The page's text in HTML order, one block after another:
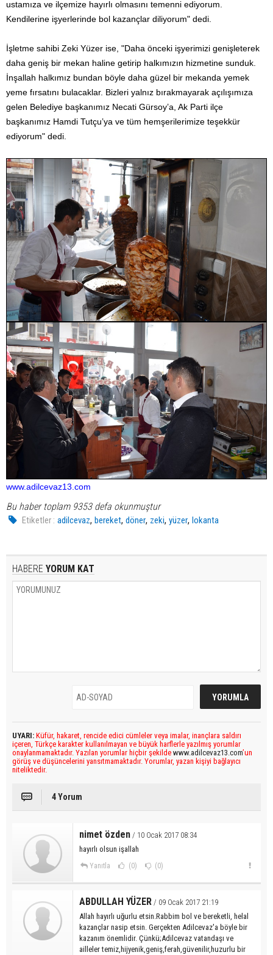
ustamıza ve ilçemize hayırlı olmasını temenni ediyorum.
Kendilerine işyerlerinde bol kazançlar diliyorum" dedi.
İşletme sahibi Zeki Yüzer ise, "Daha önceki işyerimizi genişleterek
daha geniş bir mekan haline getirip halkımızın hizmetine sunduk.
İnşallah halkımız bundan böyle daha güzel bir mekanda yemek
yeme fırsatını bulacaklar. Bizleri yalnız bırakmayarak açılışımıza
gelen Belediye başkanımız Necati Gürsoy’a, Ak Parti ilçe
başkanımız Hamdi Tutçu’ya ve tüm hemşerilerimize teşekkür
ediyorum" dedi.
www.adilcevaz13.com
Bu haber toplam 9353 defa okunmuştur
Etiketler : adilcevaz,bereket,döner, zeki,yüzer,lokanta
HABERE YORUM KAT
UYARI: Küfür, hakaret, rencide edici cümleler veya imalar, inançlara saldırı
içeren, Türkçe karakter kullanılmayan ve büyük harflerle yazılmış yorumlar
onaylanmamaktadır. Yazılan yorumlar hiçbir şekilde www.adilcevaz13.com’un
görüş ve düşüncelerini yansıtmamaktadır. Yorumlar, yazan kişiyi bağlayıcı
niteliktedir.
4 Yorum
nimet özden / 10 Ocak 2017 08:34
hayırlı olsun işallah
Yanıtla (0) (0)
ABDULLAH YÜZER / 09 Ocak 2017 21:19
Allah hayırlı uğurlu etsin.Rabbim bol ve bereketli, helal
kazançlar nasip etsin. Gerçekten Adilcevaz'a böyle bir
kazanım önemlidir. Çünkü;Adilcevaz vatandaşı ve
ailleler temiz,hijyenik,geniş,ferah,güvenilir,huzurlu bir